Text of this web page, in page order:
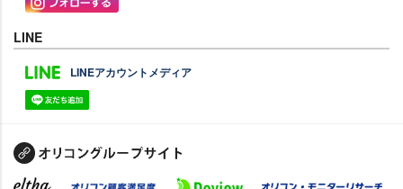
LINE
LINEアカウントメディア